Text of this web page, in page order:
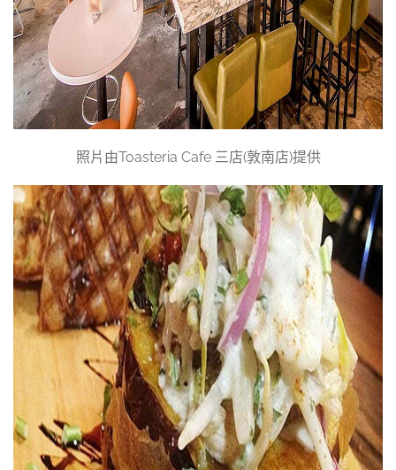
照片由Toasteria Cafe 三店(敦南店)提供